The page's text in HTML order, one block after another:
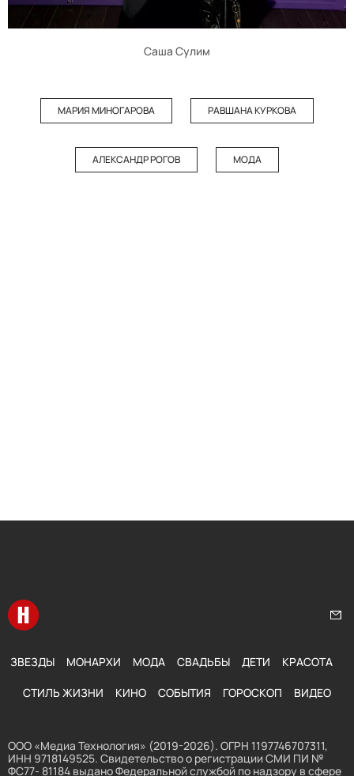
Саша Сулим
МАРИЯ МИНОГАРОВА РАВШАНА КУРКОВА
АЛЕКСАНДР РОГОВ МОДА
Перейти на главную
ЗВЕЗДЫ МОНАРХИ МОДА СВАДЬБЫ ДЕТИ КРАСОТА
СТИЛЬ ЖИЗНИ КИНО СОБЫТИЯ ГОРОСКОП ВИДЕО
ООО «Медиа Технология» (2019-2026). ОГРН 1197746707311,
ИНН 9718149525. Свидетельство о регистрации СМИ ПИ №
ФС77- 81184 выдано Федеральной службой по надзору в сфере